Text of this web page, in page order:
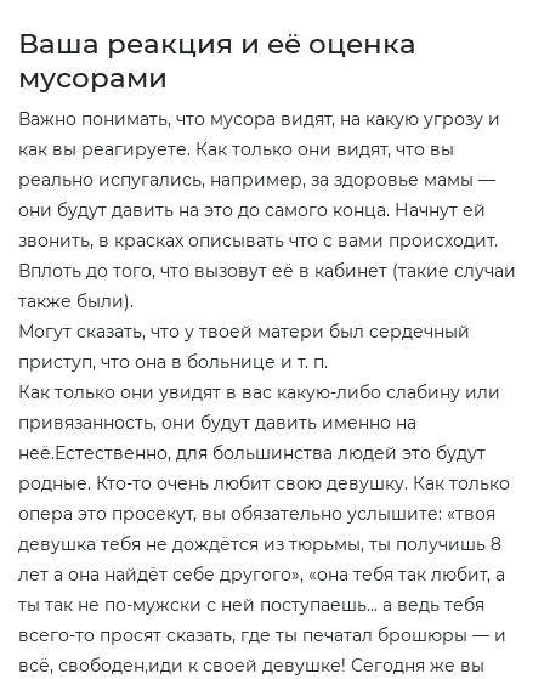
Ваша реакция и её оценка
мусорами
Важно понимать, что мусора видят, на какую угрозу и
как вы реагируете. Как только они видят, что вы
реально испугались, например, за здоровье мамы —
они будут давить на это до самого конца. Начнут ей
звонить, в красках описывать что с вами происходит.
Вплоть до того, что вызовут её в кабинет (такие случаи
также были).
Могут сказать, что у твоей матери был сердечный
приступ, что она в больнице и т. п.
Как только они увидят в вас какую-либо слабину или
привязанность, они будут давить именно на
неё.Естественно, для большинства людей это будут
родные. Кто-то очень любит свою девушку. Как только
опера это просекут, вы обязательно услышите: «твоя
девушка тебя не дождётся из тюрьмы, ты получишь 8
лет а она найдёт себе другого», «она тебя так любит, а
ты так не по-мужски с ней поступаешь... а ведь тебя
всего-то просят сказать, где ты печатал брошюры — и
всё, свободен,иди к своей девушке! Сегодня же вы